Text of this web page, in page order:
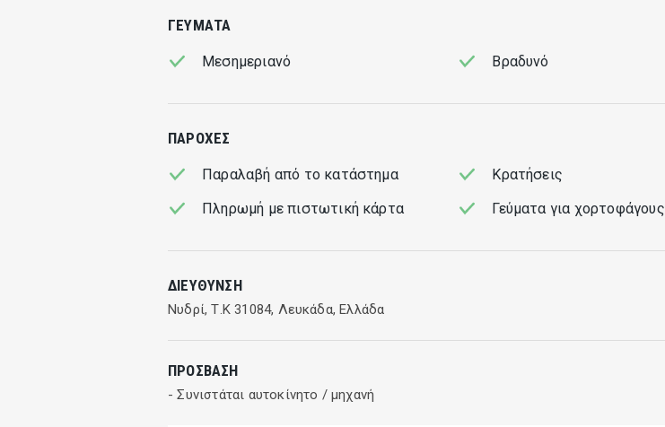
ΓΕΎΜΑΤΑ
Μεσημεριανό Βραδυνό
ΠΑΡΟΧΈΣ
Παραλαβή από το κατάστημα Κρατήσεις
Πληρωμή με πιστωτική κάρτα
Γεύματα για χορτοφάγους
ΔΙΕΎΘΥΝΣΗ
Νυδρί, Τ.Κ 31084, Λευκάδα, Ελλάδα
ΠΡΌΣΒΑΣΗ
- Συνιστάται αυτοκίνητο / μηχανή